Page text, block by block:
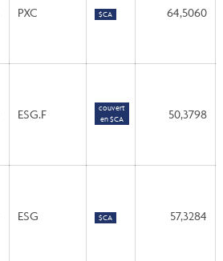
PXC $CA 64,5060
ESG.F
couvert
en $CA
50,3798
ESG $CA 57,3284